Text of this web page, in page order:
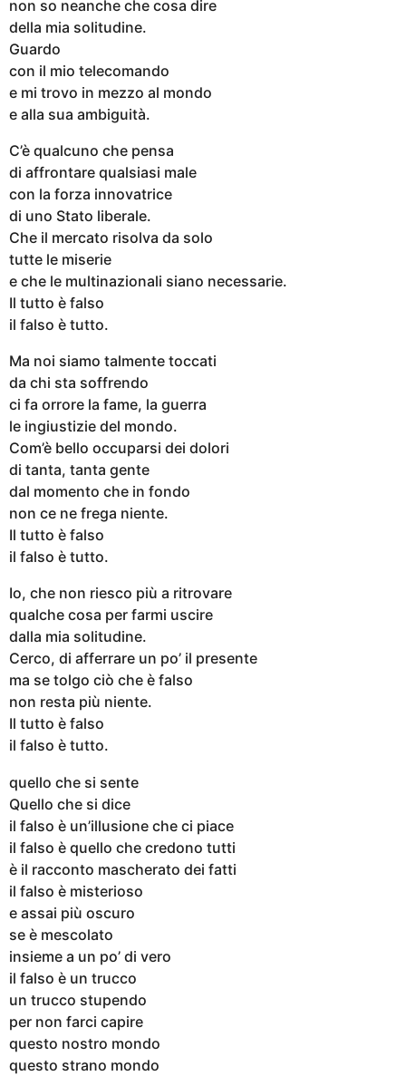
non so neanche che cosa dire
della mia solitudine.
Guardo
con il mio telecomando
e mi trovo in mezzo al mondo
e alla sua ambiguità.
C’è qualcuno che pensa
di affrontare qualsiasi male
con la forza innovatrice
di uno Stato liberale.
Che il mercato risolva da solo
tutte le miserie
e che le multinazionali siano necessarie.
Il tutto è falso
il falso è tutto.
Ma noi siamo talmente toccati
da chi sta soffrendo
ci fa orrore la fame, la guerra
le ingiustizie del mondo.
Com’è bello occuparsi dei dolori
di tanta, tanta gente
dal momento che in fondo
non ce ne frega niente.
Il tutto è falso
il falso è tutto.
Io, che non riesco più a ritrovare
qualche cosa per farmi uscire
dalla mia solitudine.
Cerco, di afferrare un po’ il presente
ma se tolgo ciò che è falso
non resta più niente.
Il tutto è falso
il falso è tutto.
quello che si sente
Quello che si dice
il falso è un’illusione che ci piace
il falso è quello che credono tutti
è il racconto mascherato dei fatti
il falso è misterioso
e assai più oscuro
se è mescolato
insieme a un po’ di vero
il falso è un trucco
un trucco stupendo
per non farci capire
questo nostro mondo
questo strano mondo